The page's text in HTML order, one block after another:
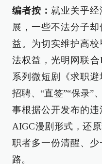
编者按： 就业关乎
展，一些不法分子
益。为切实维护高
法权益，光明网联合
系列微短剧《求职
招聘、“直签”“保录”
事根据公开发布的
AIGC漫剧形式，还
职者多一份清醒、
路。